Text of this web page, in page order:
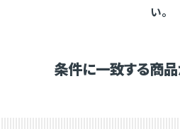
い。
条件に一致する商品